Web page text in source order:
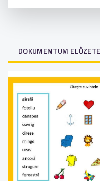
DOKUMENTUM